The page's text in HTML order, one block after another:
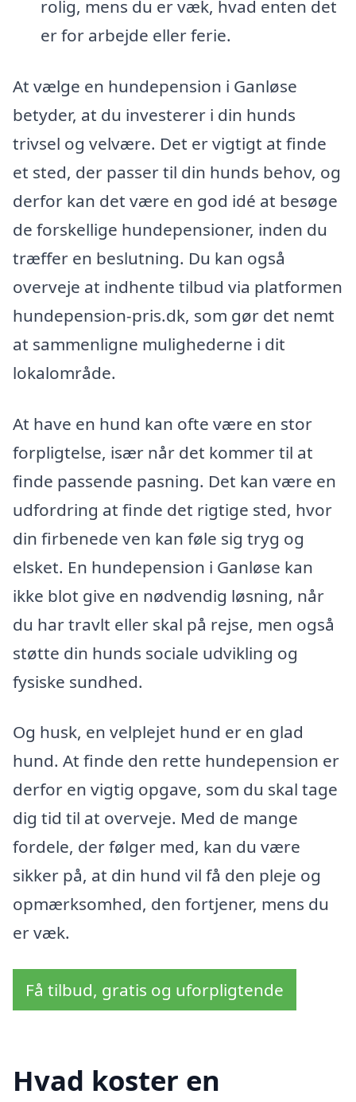
rolig, mens du er væk, hvad enten det
er for arbejde eller ferie.
At vælge en hundepension i Ganløse
betyder, at du investerer i din hunds
trivsel og velvære. Det er vigtigt at finde
et sted, der passer til din hunds behov, og
derfor kan det være en god idé at besøge
de forskellige hundepensioner, inden du
træffer en beslutning. Du kan også
overveje at indhente tilbud via platformen
hundepension-pris.dk, som gør det nemt
at sammenligne mulighederne i dit
lokalområde.
At have en hund kan ofte være en stor
forpligtelse, især når det kommer til at
finde passende pasning. Det kan være en
udfordring at finde det rigtige sted, hvor
din firbenede ven kan føle sig tryg og
elsket. En hundepension i Ganløse kan
ikke blot give en nødvendig løsning, når
du har travlt eller skal på rejse, men også
støtte din hunds sociale udvikling og
fysiske sundhed.
Og husk, en velplejet hund er en glad
hund. At finde den rette hundepension er
derfor en vigtig opgave, som du skal tage
dig tid til at overveje. Med de mange
fordele, der følger med, kan du være
sikker på, at din hund vil få den pleje og
opmærksomhed, den fortjener, mens du
er væk.
Få tilbud, gratis og uforpligtende
Hvad koster en